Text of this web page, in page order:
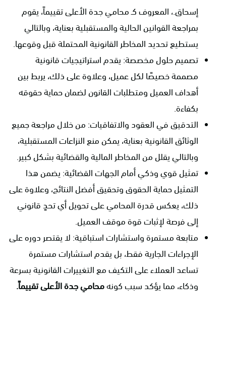
إسحاق.، المعروف كـ محامي جدة الأعلى تقييماً، يقوم
بمراجعة القوانين الحالية والمستقبلية بعناية، وبالتالي
يستطيع تحديد المخاطر القانونية المحتملة قبل وقوعها.
تصميم حلول مخصصة: يقدم استراتيجيات قانونية
مصممة خصيصًا لكل عميل، وعلاوة على ذلك، يربط بين
أهداف العميل ومتطلبات القانون لضمان حماية حقوقه
بكفاءة.
التدقيق في العقود والاتفاقيات: من خلال مراجعة جميع
الوثائق القانونية بعناية، يمكن منع النزاعات المستقبلية،
وبالتالي يقلل من المخاطر المالية والقضائية بشكل كبير.
تمثيل قوي وذكي أمام الجهات القضائية: يضمن هذا
التمثيل حماية الحقوق وتحقيق أفضل النتائج، وعلاوة على
ذلك، يعكس قدرة المحامي على تحويل أي تحدٍ قانوني
إلى فرصة لإثبات قوة موقف العميل.
متابعة مستمرة واستشارات استباقية: لا يقتصر دوره على
الإجراءات الجارية فقط، بل يقدم استشارات مستمرة
تساعد العملاء على التكيف مع التغييرات القانونية بسرعة
وذكاء، مما يؤكد سبب كونهمحامي جدة الأعلى تقييماً.